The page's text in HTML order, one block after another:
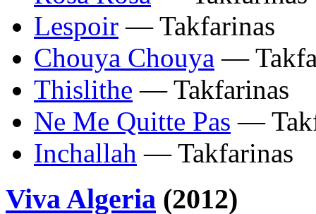
Lespoir — Takfarinas
Chouya Chouya —
Thislithe — Takfarinas
Ne Me Quitte Pas —
Inchallah — Takfarinas
Viva Algeria (2012)